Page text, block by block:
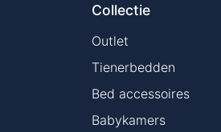
Collectie
Outlet
Tienerbedden
Bed accessoires
Babykamers